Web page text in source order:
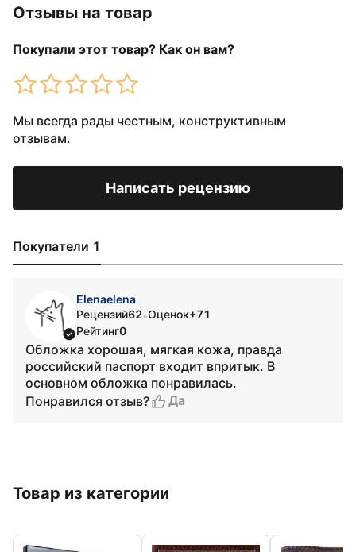
Отзывы на товар
Покупали этот товар? Как он вам?
Мы всегда рады честным, конструктивным
отзывам.
Написать рецензию
Покупатели 1
Elenaelena
Рецензий62•Оценок+71
Рейтинг0
Обложка хорошая, мягкая кожа, правда
российский паспорт входит впритык. В
основном обложка понравилась.
Понравился отзыв?
Да
Товар из категории